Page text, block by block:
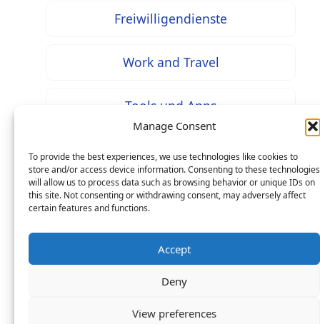
Manage Consent
To provide the best experiences, we use technologies like cookies to
store and/or access device information. Consenting to these technologies
will allow us to process data such as browsing behavior or unique IDs on
this site. Not consenting or withdrawing consent, may adversely affect
certain features and functions.
Accept
Deny
View preferences
Freiwilligendienste
Work and Travel
Tools und Apps
* Bei mit diesem Zeichen gekennzeichneten Inhalten
handelt es sich um Werbung / Affiliate Links: Beim
Mehrkosten – als Seitenbetreiber erhalten wir jedoch
eine prozentuale Provision an Ihren Käufen, worüber
wir uns mit finanzieren.
Copyright © 2026 Life in Germany: Online-Magazin zu